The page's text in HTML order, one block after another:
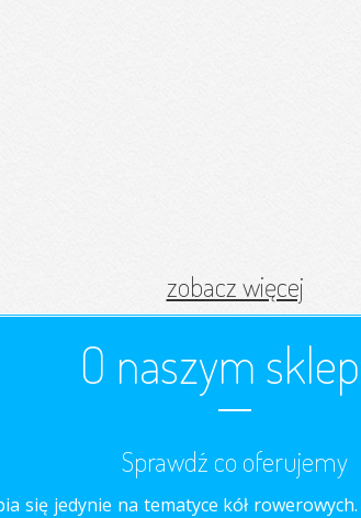
zobacz więcej
O naszym
Sprawdź co oferujemy
się jedynie na tematyce kół